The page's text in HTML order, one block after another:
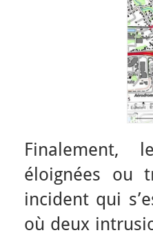
Finalement,
éloignées ou
incident qui
où deux